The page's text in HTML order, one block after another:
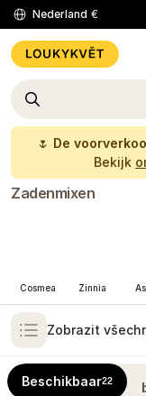
Nederland €
🌷 De
Bekijk
Zadenmixen
Cosmea Zinnia
Zobrazit
Beschikbaar22